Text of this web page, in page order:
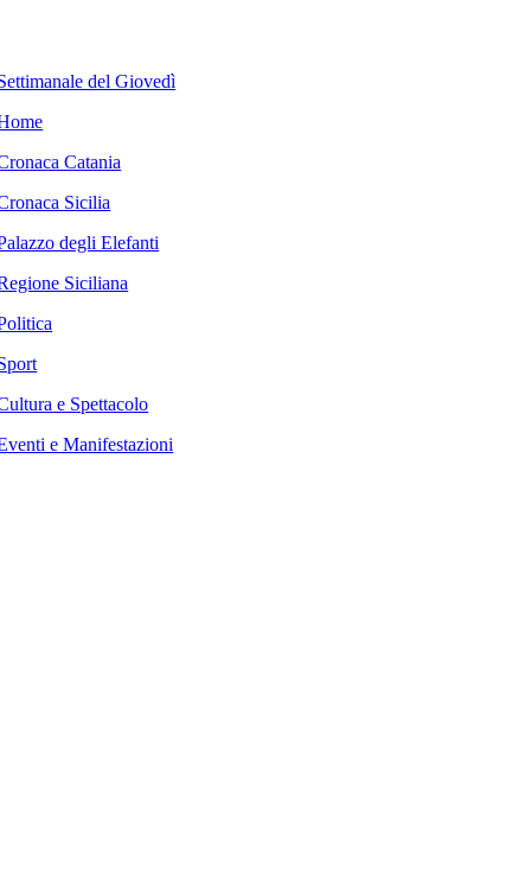
del Giovedì
Catania
Sicilia
degli Elefanti
Siciliana
e Spettacolo
e Manifestazioni